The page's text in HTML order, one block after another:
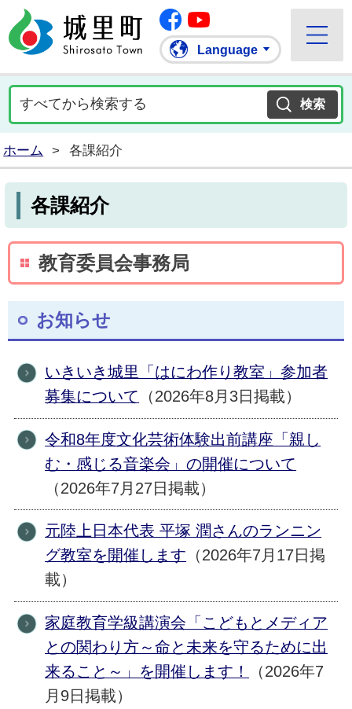
城里町ホームページ
Facebook
Language
ホーム > 各課紹介
各課紹介
教育委員会事務局
お知らせ
いきいき城里「はにわ作り教室」参加者
募集について （2026年8月3日掲載）
令和8年度文化芸術体験出前講座「親し
む・感じる音楽会」の開催について
（2026年7月27日掲載）
元陸上日本代表 平塚 潤さんのランニン
グ教室を開催します （2026年7月17日掲
載）
家庭教育学級講演会「こどもとメディア
との関わり方～命と未来を守るために出
来ること～」を開催します！
（2026年7
月9日掲載）